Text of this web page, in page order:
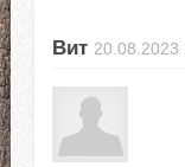
Вит 20.08.2023